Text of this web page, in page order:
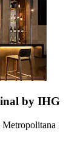
by IHG